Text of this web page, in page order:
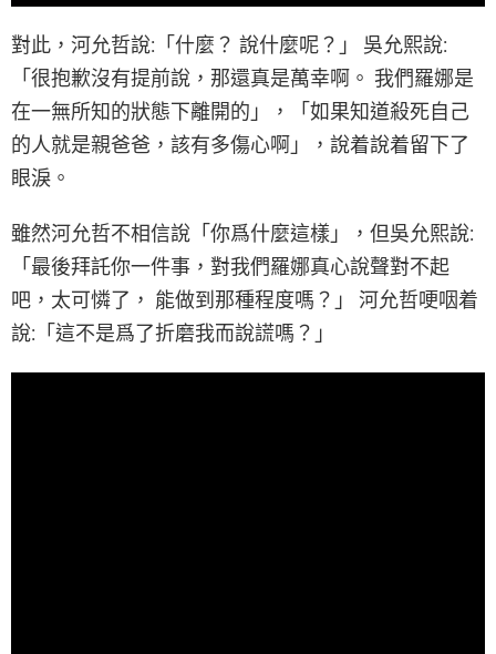
對此，河允哲說:「什麼？ 說什麼呢？」 吳允熙說:
「很抱歉沒有提前說，那還真是萬幸啊。 我們羅娜是
在一無所知的狀態下離開的」，「如果知道殺死自己
的人就是親爸爸，該有多傷心啊」，說着說着留下了
眼淚。
雖然河允哲不相信說「你爲什麼這樣」，但吳允熙說:
「最後拜託你一件事，對我們羅娜真心說聲對不起
吧，太可憐了， 能做到那種程度嗎？」 河允哲哽咽着
說:「這不是爲了折磨我而說謊嗎？」